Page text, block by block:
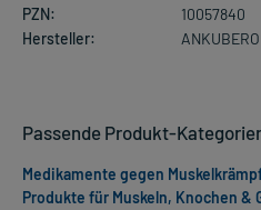
PZN:
10057840
Hersteller:
Passende Produkt-
Medikamente gegen
Produkte für Muskeln, Knochen &